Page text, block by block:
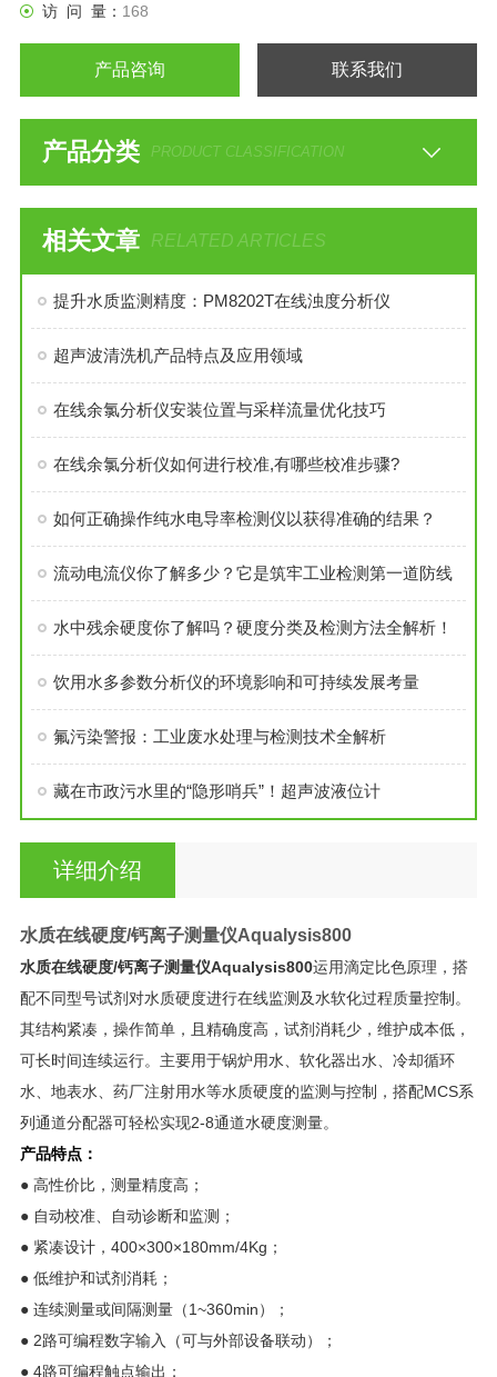
访 问 量： 168
产品咨询 联系我们
产品分类 PRODUCT CLASSIFICATION
相关文章 RELATED ARTICLES
提升水质监测精度：PM8202T在线浊度分析仪
超声波清洗机产品特点及应用领域
在线余氯分析仪安装位置与采样流量优化技巧
在线余氯分析仪如何进行校准,有哪些校准步骤?
如何正确操作纯水电导率检测仪以获得准确的结果？
流动电流仪你了解多少？它是筑牢工业检测第一道防线
水中残余硬度你了解吗？硬度分类及检测方法全解析！
饮用水多参数分析仪的环境影响和可持续发展考量
氟污染警报：工业废水处理与检测技术全解析
藏在市政污水里的“隐形哨兵”！超声波液位计
详细介绍
水质在线硬度/钙离子测量仪Aqualysis800
水质在线硬度/钙离子测量仪Aqualysis800运用滴定比色原理，搭
配不同型号试剂对水质硬度进行在线监测及水软化过程质量控制。
其结构紧凑，操作简单，且精确度高，试剂消耗少，维护成本低，
可长时间连续运行。主要用于锅炉用水、软化器出水、冷却循环
水、地表水、药厂注射用水等水质硬度的监测与控制，搭配MCS系
列通道分配器可轻松实现2-8通道水硬度测量。
产品特点：
● 高性价比，测量精度高；
● 自动校准、自动诊断和监测；
● 紧凑设计，400×300×180mm/4Kg；
● 低维护和试剂消耗；
● 连续测量或间隔测量（1~360min）；
● 2路可编程数字输入（可与外部设备联动）；
● 4路可编程触点输出；